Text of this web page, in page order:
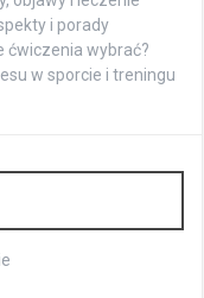
i porady
ćwiczenia wybrać?
w sporcie i treningu